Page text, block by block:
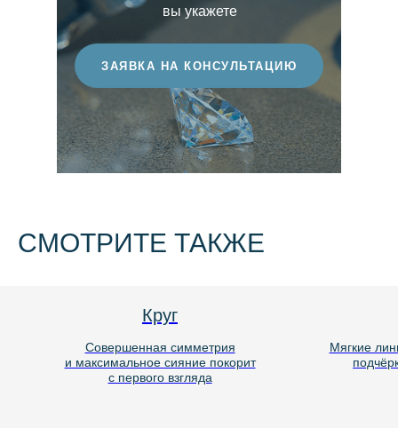
ЗАЯВКА НА КОНСУЛЬТАЦИЮ
вы укажете
СМОТРИТЕ ТАКЖЕ
Круг
Совершенная симметрия
и максимальное сияние покорит
с первого взгляда
Мягкие